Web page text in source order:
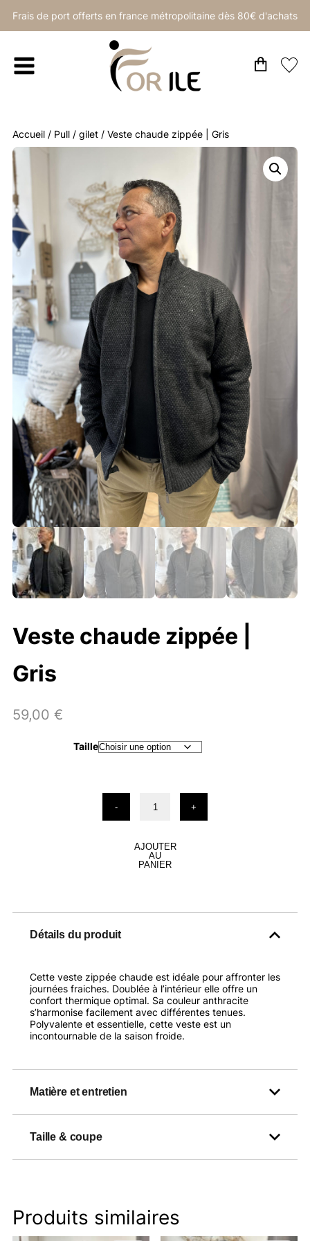
Frais de port offerts en france métropolitaine dès 80€ d'achats
Accueil / Pull / gilet / Veste chaude zippée | Gris
Veste chaude zippée |
Gris
59,00 €
Taille
-
zippée
Gris
+
AJOUTER
AU
PANIER
Détails du produit
Cette veste zippée chaude est idéale pour affronter les
journées fraiches. Doublée à l’intérieur elle offre un
confort thermique optimal. Sa couleur anthracite
s’harmonise facilement avec différentes tenues.
Polyvalente et essentielle, cette veste est un
incontournable de la saison froide.
Matière et entretien
Taille & coupe
Produits similaires